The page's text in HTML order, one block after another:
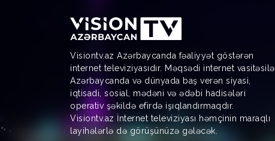
Visiontv.az Azərbaycanda fəaliyyət göstərən
internet televiziyasıdır. Məqsədi internet vasitəsilə
Azərbaycanda və dünyada baş verən siyasi,
iqtisadi, sosial, mədəni və ədəbi hadisələri
operativ şəkildə efirdə işıqlandırmaqdır.
Visiontv.az İnternet televiziyası həmçinin maraqlı
layihələrlə də görüşünüzə gələcək.